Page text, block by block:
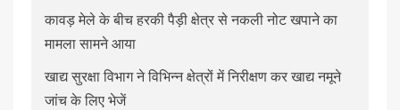
कावड़ मेले के बीच हरकी पैड़ी क्षेत्र से नकली नोट खपाने का
मामला सामने आया
खाद्य सुरक्षा विभाग ने विभिन्न क्षेत्रों में निरीक्षण कर खाद्य नमूने
जांच के लिए भेजें